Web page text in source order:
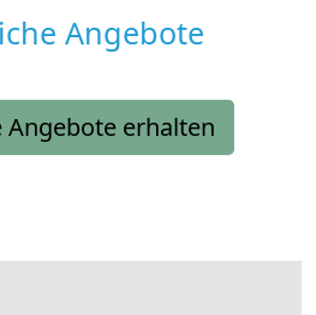
Angebote
Angebote erhalten